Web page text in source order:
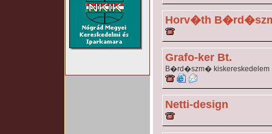
Horv�th
Grafo-ker Bt.
B�rd�szm� kiskereskedelem
Netti-design